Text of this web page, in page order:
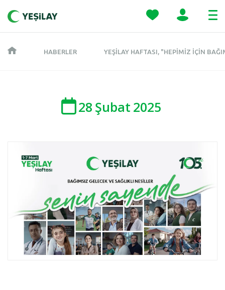
HABERLER YEŞILAY HAFTASI, "HEPIMIZ İÇIN
28 Şubat 2025